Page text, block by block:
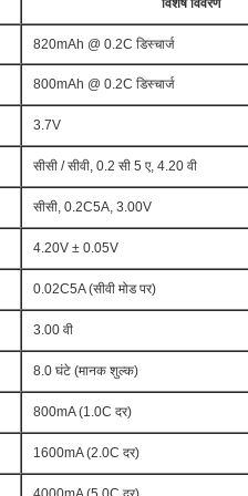
विशेष विवरण
820mAh @ 0.2C डिस्चार्ज
800mAh @ 0.2C डिस्चार्ज
3.7V
सीसी / सीवी, 0.2 सी 5 ए, 4.20 वी
सीसी, 0.2C5A, 3.00V
4.20V ± 0.05V
0.02C5A (सीवी मोड पर)
3.00 वी
8.0 घंटे (मानक शुल्क)
800mA (1.0C दर)
1600mA (2.0C दर)